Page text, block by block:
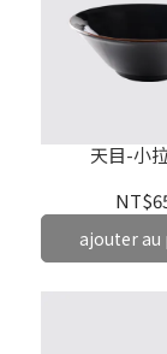
天目-小
ajouter au